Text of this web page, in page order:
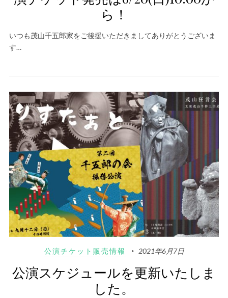
ら！
いつも茂山千五郎家をご後援いただきましてありがとうございま
す…
公演チケット販売情報 2021年6月7日
公演スケジュールを更新いたしま
した。